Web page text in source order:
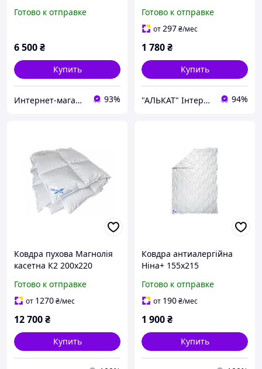
Billerbeck
Готово к отправке
6 500₴
Купить
Интернет-магазин Абрикос.com.ua 93%
Готово к отправке
от297₴/мес
1 780₴
Купить
"АЛЬКАТ" Інтернет магазин 94%
Ковдра пухова Магнолія
касетна К2 200х220
Готово к отправке
от 1270₴/мес
12 700₴
Купить
Ковдра антиалергійна
Ніна+ 155х215
Готово к отправке
от 190₴/мес
1 900₴
Купить